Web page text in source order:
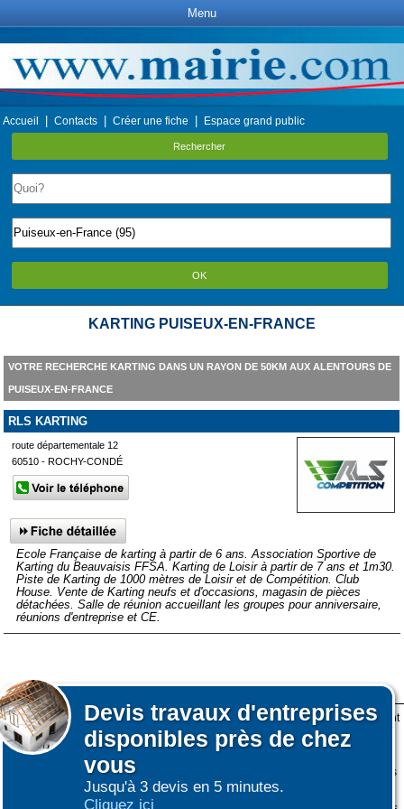
Menu
Accueil Contacts Créer une fiche Espace grand public
Rechercher
OK
KARTING PUISEUX-EN-FRANCE
Devis travaux d'entreprises
disponibles près de chez
vous
Jusqu'à 3 devis en 5 minutes.
Cliquez ici
VOTRE RECHERCHE KARTING DANS UN RAYON DE 50KM AUX ALENTOURS DE
PUISEUX-EN-FRANCE
RLS KARTING
route départementale 12
60510 - ROCHY-CONDÉ
Ecole Française de karting à partir de 6 ans. Association Sportive de
Karting du Beauvaisis FFSA. Karting de Loisir à partir de 7 ans et 1m30.
Piste de Karting de 1000 mètres de Loisir et de Compétition. Club
House. Vente de Karting neufs et d'occasions, magasin de pièces
détachées. Salle de réunion accueillant les groupes pour anniversaire,
réunions d'entreprise et CE.
Lors de votre visite sur notre site des fichiers informatiques nommés cookies sont
déposés sur votre terminal. Ces cookies sont utilisés pour la navigation, le
fonctionnement du site et les mesures d'audience pour l'éditeur.
Nous ne collectons pas vos données personnelles au travers des cookies à des
fins publicitaires ni pour nous ni pour des tiers.